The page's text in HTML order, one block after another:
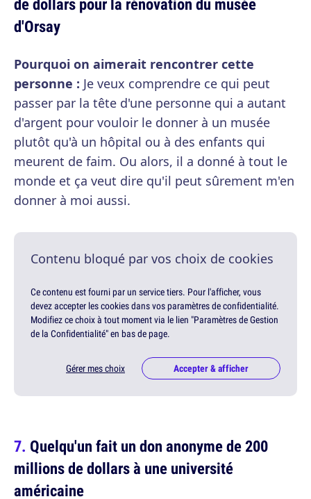
d'Orsay
Pourquoi on aimerait rencontrer cette
personne : Je veux comprendre ce qui peut
passer par la tête d'une personne qui a autant
d'argent pour vouloir le donner à un musée
plutôt qu'à un hôpital ou à des enfants qui
meurent de faim. Ou alors, il a donné à tout le
monde et ça veut dire qu'il peut sûrement m'en
donner à moi aussi.
Contenu bloqué par vos choix de cookies
Ce contenu est fourni par un service tiers. Pour l'afficher, vous
devez accepter les cookies dans vos paramètres de confidentialité.
Modifiez ce choix à tout moment via le lien "Paramètres de Gestion
de la Confidentialité" en bas de page.
Gérer mes choix Accepter & afficher
Quelqu'un fait un don anonyme de 200
millions de dollars à une université
américaine